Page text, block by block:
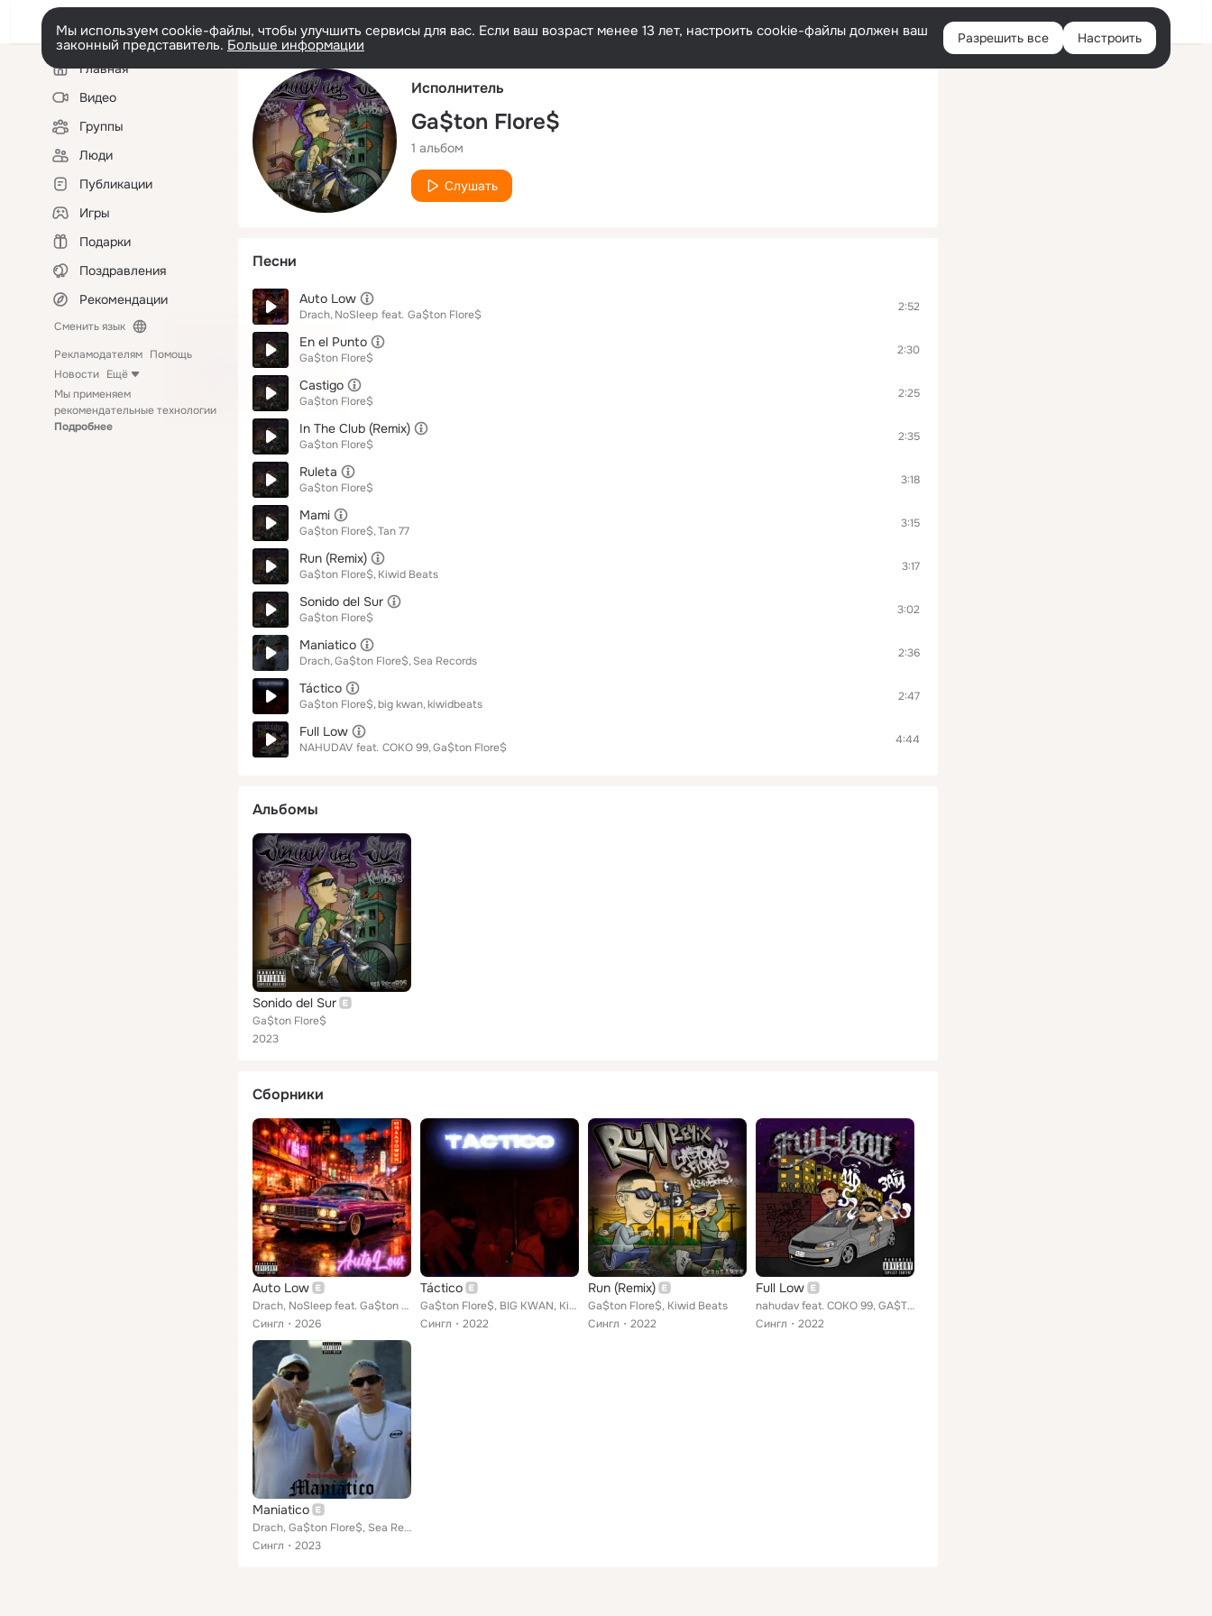
Русский Войти
Мы используем cookie-файлы, чтобы улучшить сервисы для вас. Если ваш возраст менее 13 лет, настроить cookie-файлы должен ваш
законный представитель. Больше информации Разрешить все Настроить
Левая
колонкаГлавная
Видео
Группы
Люди
Публикации
Игры
Подарки
Поздравления
Рекомендации
Сменить язык
Рекламодателям Помощь
Новости Ещё
Мы применяем
рекомендательные технологии
Подробнее
Исполнитель
Ga$ton Flore$
1 альбом
Слушать
Песни
Auto Low
Drach NoSleep feat. Ga$ton Flore$
2:52
En el Punto
Ga$ton Flore$
2:30
Castigo
Ga$ton Flore$
2:25
In The Club (Remix)
Ga$ton Flore$
2:35
Ruleta
Ga$ton Flore$
3:18
Mami
Ga$ton Flore$ Tan 77
3:15
Run (Remix)
Ga$ton Flore$ Kiwid Beats
3:17
Sonido del Sur
Ga$ton Flore$
3:02
Maniatico
Drach Ga$ton Flore$ Sea Records
2:36
Táctico
Ga$ton Flore$ big kwan kiwidbeats
2:47
Full Low
NAHUDAV feat. COKO 99 Ga$ton Flore$
4:44
Альбомы
Sonido del Sur
Ga$ton Flore$
2023
Сборники
Auto Low
Drach, NoSleep feat. Ga$ton Flore$
Сингл
2026
Táctico
Ga$ton Flore$, BIG KWAN, Kiwidbeats
Сингл
2022
Run (Remix)
Ga$ton Flore$, Kiwid Beats
Сингл
2022
Full Low
nahudav feat. COKO 99, GA$TON FLORE$
Сингл
2022
Maniatico
Drach, Ga$ton Flore$, Sea Records
Сингл
2023